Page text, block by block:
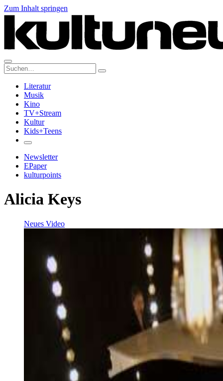
Zum Inhalt springen
Suche:
Literatur
Musik
Kino
TV+Stream
Kultur
Kids+Teens
Newsletter
EPaper
kulturpoints
Alicia Keys
Neues Video